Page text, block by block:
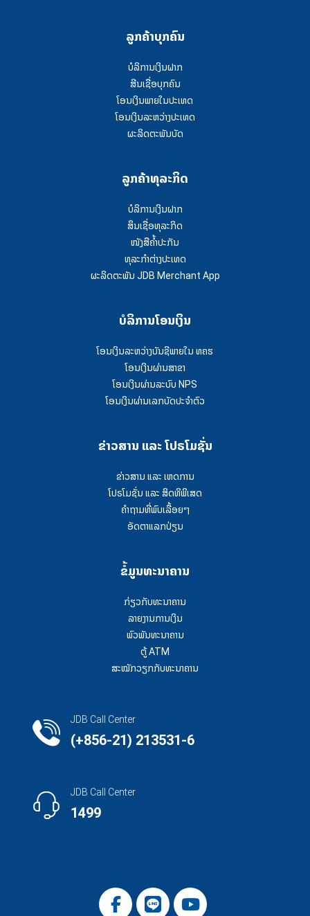
ລູກຄ້າບຸກຄົນ
ບໍລິການເງິນຝາກ
ສີນເຊື່ອບຸກຄົນ
ໂອນເງິນພາຍໃນປະເທດ
ໂອນເງິນລະຫວ່າງປະເທດ
ຜະລິດຕະພັນບັດ
ລູກຄ້າທຸລະກິດ
ບໍລິການເງິນຝາກ
ສຶນເຊື່ອທຸລະກິດ
ໜັງສືຄໍ້າປະກັນ
ທຸລະກຳຕ່າງປະເທດ
ຜະລິດຕະພັນ JDB Merchant App
ບໍລິການໂອນເງິນ
ໂອນເງິນລະຫວ່າງບັນຊີພາຍໃນ ທຄຮ
ໂອນເງິນຜ່ານສາຂາ
ໂອນເງິນຜ່ານລະບົບ NPS
ໂອນເງິນຜ່ານເລກບັດປະຈຳຕົວ
ຂ່າວສານ ແລະ ໂປຣໂມຊັ່ນ
ຂ່າວສານ ແລະ ເຫດການ
ໂປຣໂມຊັ່ນ ແລະ ສິດທິພິເສດ
ຄໍາຖາມທີ່ພົບເລື້ອຍໆ
ອັດຕາແລກປ່ຽນ
ຂໍ້ມູນທະນາຄານ
ກ່ຽວກັບທະນາຄານ
ລາຍງານການເງິນ
ພົວພັນທະນາຄານ
ຕູ້ ATM
ສະໝັກວຽກກັບທະນາຄານ
JDB Call Center
(+856-21) 213531-6
JDB Call Center
1499